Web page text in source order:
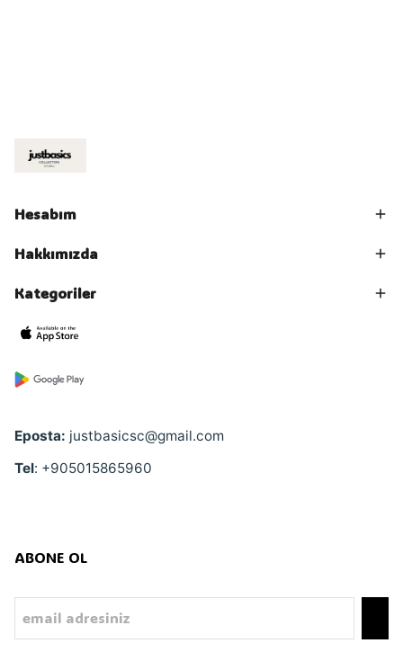
Hesabım
Hakkımızda
Kategoriler
Eposta: justbasicsc@gmail.com
Tel: +905015865960
ABONE OL